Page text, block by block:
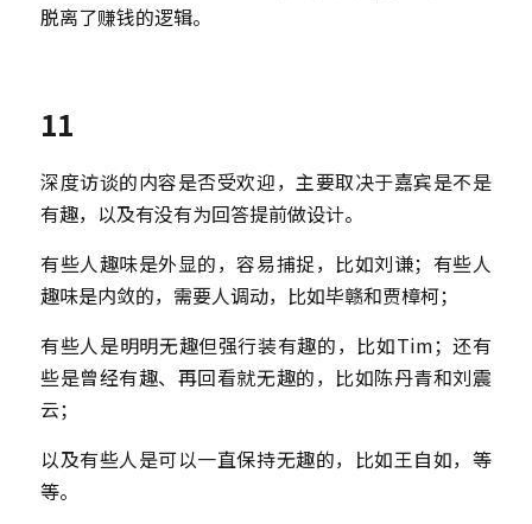
脱离了赚钱的逻辑。
11
深度访谈的内容是否受欢迎，主要取决于嘉宾是不是
有趣，以及有没有为回答提前做设计。
有些人趣味是外显的，容易捕捉，比如刘谦；有些人
趣味是内敛的，需要人调动，比如毕赣和贾樟柯；
有些人是明明无趣但强行装有趣的，比如Tim；还有
些是曾经有趣、再回看就无趣的，比如陈丹青和刘震
云；
以及有些人是可以一直保持无趣的，比如王自如，等
等。